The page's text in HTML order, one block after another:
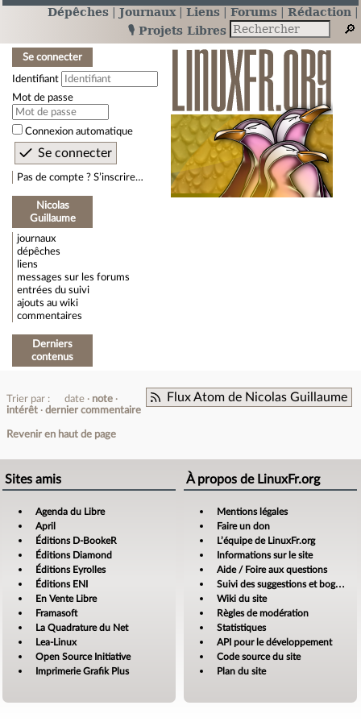
Dépêches Journaux Liens Forums
Rédaction
🎙️ Projets Libres
Se connecter
Identifiant
Mot de passe
Connexion automatique
Pas de compte ? S’inscrire…
Nicolas
Guillaume
journaux
dépêches
liens
messages sur les forums
entrées du suivi
ajouts au wiki
commentaires
Derniers
contenus
Flux Atom de Nicolas Guillaume
Trier par : date
note
intérêt
dernier commentaire
Revenir en haut de page
Sites amis
Agenda du Libre
April
Éditions D-BookeR
Éditions Diamond
Éditions Eyrolles
Éditions ENI
En Vente Libre
Framasoft
La Quadrature du Net
Lea-Linux
Open Source Initiative
Imprimerie Grafik Plus
À propos de LinuxFr.org
Mentions légales
Faire un don
L’équipe de LinuxFr.org
Informations sur le site
Aide / Foire aux questions
Suivi des suggestions et bogues
Wiki du site
Règles de modération
Statistiques
API pour le développement
Code source du site
Plan du site